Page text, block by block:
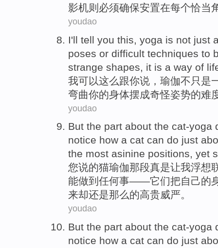
影机则必须确保安置在每个恰当
youdao
I'll tell you this yoga is not just
poses or difficult techniques to
strange shapes, it is a way of
我可以这么跟你说， 瑜伽不 只是
弯曲你的身体摆成奇怪姿势的难
youdao
But the part about the cat-yoga
notice how a cat can do just
the most asinine positions, yet
您说的猫瑜伽那段真是让我浮想
能做到任何事——它们把自己的
来却还是那么的高贵威严。
youdao
But the part about the cat-yoga
notice how a cat can do just